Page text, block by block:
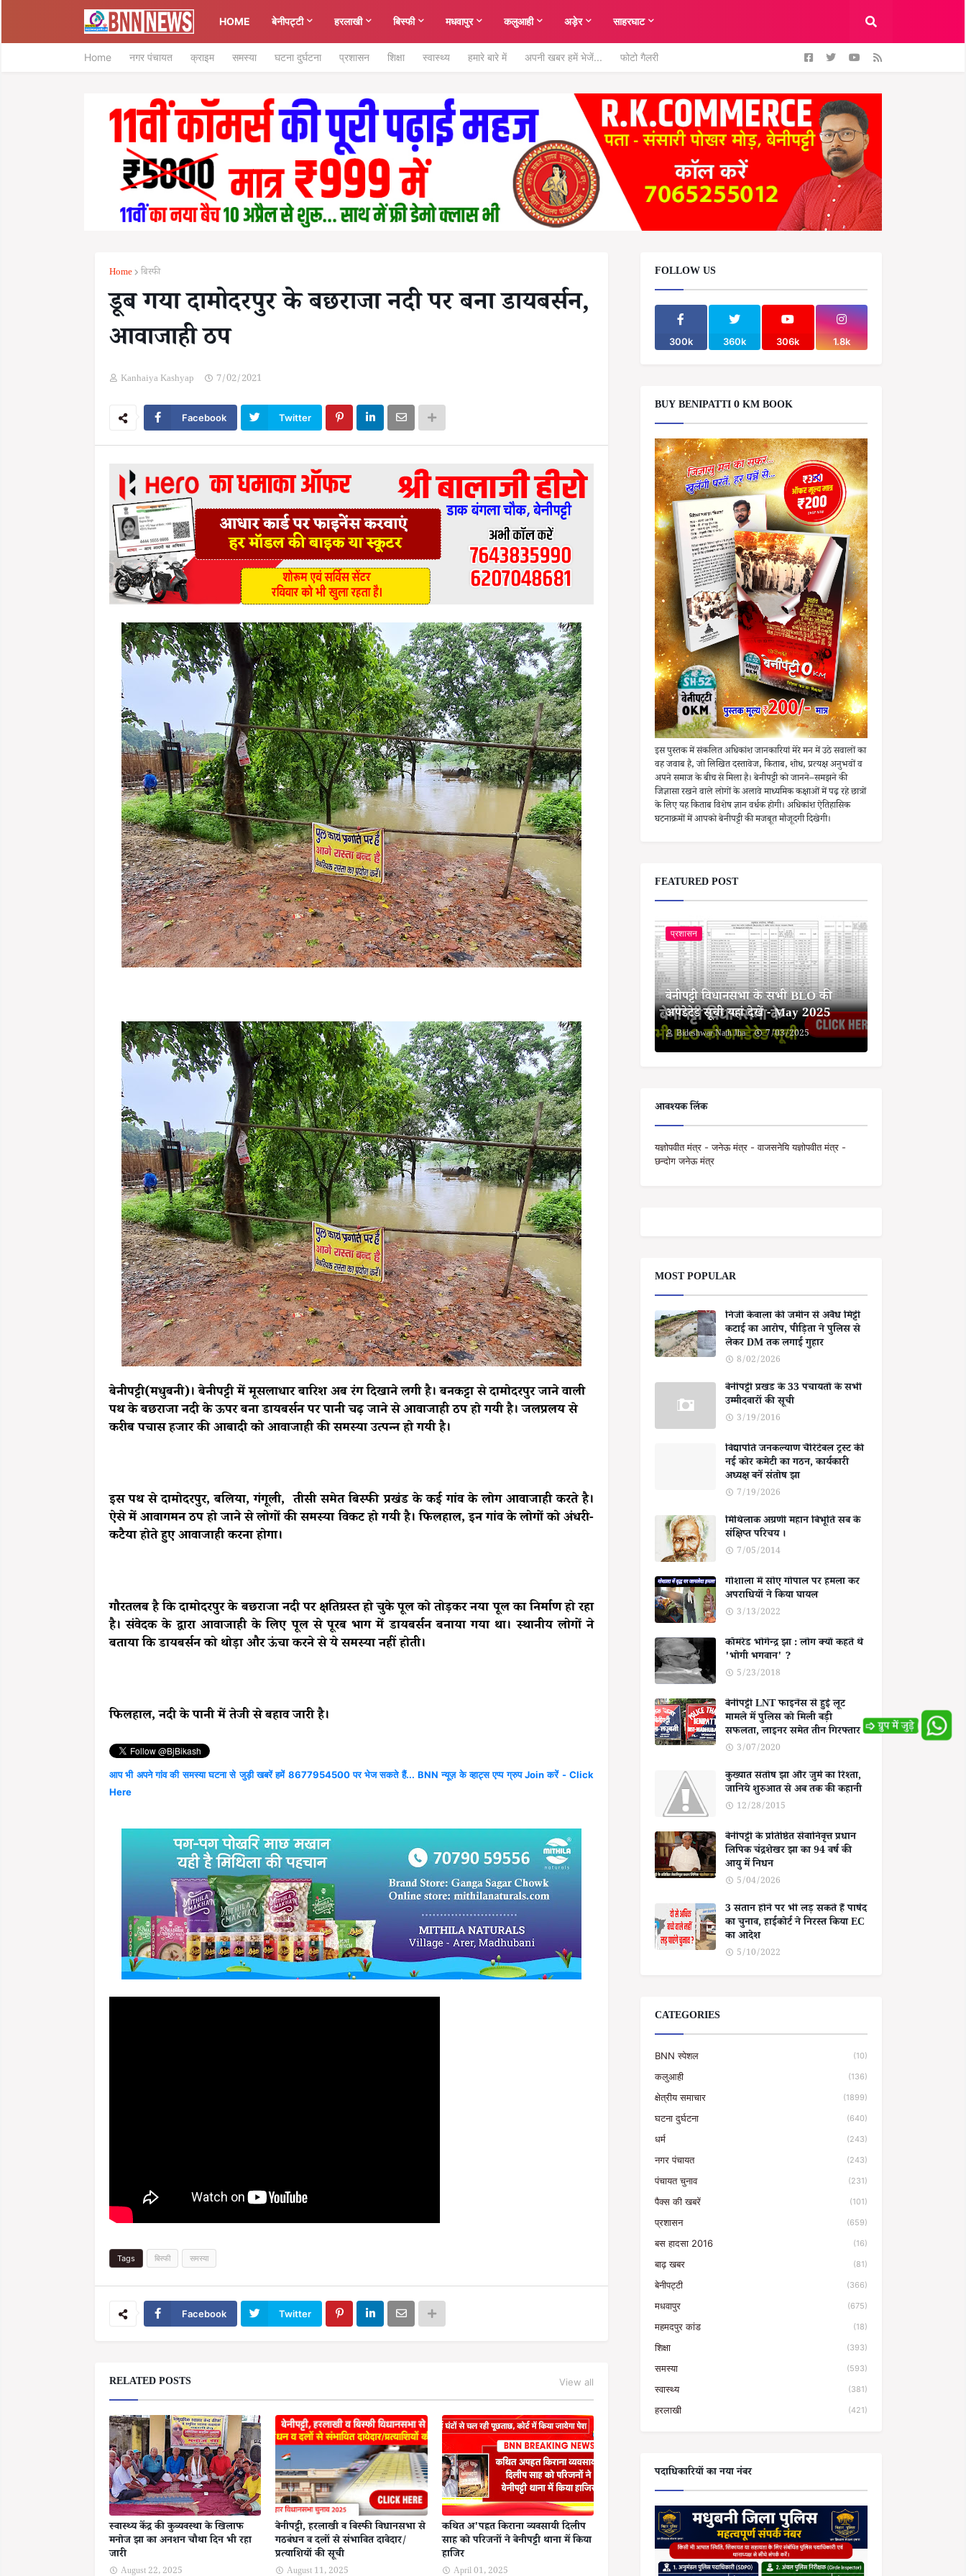
HOME बेनीपट्टी हरलाखी बिस्फी मधवापुर कलुआही अड़ेर साहरघाट
Home नगर पंचायत क्राइम समस्या घटना दुर्घटना प्रशासन शिक्षा स्वास्थ्य हमारे बारे में अपनी खबर हमें भेजें... फोटो गैलरी
Home बिस्फी
डूब गया दामोदरपुर के बछराजा नदी पर बना डायबर्सन,
आवाजाही ठप
Kanhaiya Kashyap 7/02/2021
Facebook Twitter
बेनीपट्टी(मधुबनी)। बेनीपट्टी में मूसलाधार बारिश अब रंग दिखाने लगी है। बनकट्टा से दामोदरपुर जाने वाली
पथ के बछराजा नदी के ऊपर बना डायबर्सन पर पानी चढ़ जाने से आवाजाही ठप हो गयी है। जलप्रलय से
करीब पचास हजार की आबादी को आवाजाही की समस्या उत्पन्न हो गयी है।
इस पथ से दामोदरपुर, बलिया, गंगूली, तीसी समेत बिस्फी प्रखंड के कई गांव के लोग आवाजाही करते है।
ऐसे में आवागमन ठप हो जाने से लोगों की समस्या विकट हो गयी है। फिलहाल, इन गांव के लोगों को अंधरी-
कटैया होते हुए आवाजाही करना होगा।
गौरतलब है कि दामोदरपुर के बछराजा नदी पर क्षतिग्रस्त हो चुके पूल को तोड़कर नया पूल का निर्माण हो रहा
है। संवेदक के द्वारा आवाजाही के लिए पूल से पूरब भाग में डायबर्सन बनाया गया था। स्थानीय लोगों ने
बताया कि डायबर्सन को थोड़ा और ऊंचा करने से ये समस्या नहीं होती।
फिलहाल, नदी के पानी में तेजी से बहाव जारी है।
आप भी अपने गांव की समस्या घटना से जुड़ी खबरें हमें 8677954500 पर भेज सकते हैं... BNN न्यूज़ के व्हाट्स एप्प ग्रुप Join करें - Click
Here
Tags बिस्फी समस्या
Facebook Twitter
RELATED POSTS View all
स्वास्थ्य केंद्र की कुव्यवस्था के खिलाफ
मनोज झा का अनशन चौथा दिन भी रहा
जारी
August 22, 2025
बेनीपट्टी, हरलाखी व बिस्फी विधानसभा से
गठबंधन व दलों से संभावित दावेदार/
प्रत्याशियों की सूची
August 11, 2025
कथित अ'पह्रत किराना व्यवसायी दिलीप
साह को परिजनों ने बेनीपट्टी थाना में किया
हाजिर
April 01, 2025
FOLLOW US
300k 360k 306k 1.8k
BUY BENIPATTI 0 KM BOOK
इस पुस्तक में संकलित अधिकांश जानकारियां मेरे मन में उठे सवालों का
वह जवाब है, जो लिखित दस्तावेज, किताब, शोध, प्रत्यक्ष अनुभवों व
अपने समाज के बीच से मिला है। बेनीपट्टी को जानने–समझने की
जिज्ञासा रखने वाले लोगों के अलावे माध्यमिक कक्षाओं में पढ़ रहे छात्रों
के लिए यह किताब विशेष ज्ञान वर्धक होगी। अधिकांश ऐतिहासिक
घटनाक्रमों में आपको बेनीपट्टी की मजबूत मौजूदगी दिखेगी।
FEATURED POST
प्रशासन
बेनीपट्टी विधानसभा के सभी BLO की
अपडेटेड सूची यहां देखें - May 2025
Bideshwar Nath Jha 7/03/2025
आवश्यक लिंक
यज्ञोपवीत मंत्र - जनेऊ मंत्र - वाजसनेयि यज्ञोपवीत मंत्र -
छन्दोग जनेऊ मंत्र
MOST POPULAR
निजी केवाला की जमीन से अवैध मिट्टी
कटाई का आरोप, पीड़िता ने पुलिस से
लेकर DM तक लगाई गुहार
8/02/2026
बेनीपट्टी प्रखंड के 33 पंचायतों के सभी
उम्मीदवारों की सूची
3/19/2016
विद्यापति जनकल्याण चैरिटेबल ट्रस्ट की
नई कोर कमेटी का गठन, कार्यकारी
अध्यक्ष बनें संतोष झा
7/19/2026
मिथिलाक अग्रणी महान बिभूति सब के
संक्षिप्त परिचय ।
7/05/2014
गोशाला में सोए गोपाल पर हमला कर
अपराधियों ने किया घायल
3/13/2022
कॉमरेड भोगेन्द्र झा : लोग क्यों कहते थे
'भोगी भगवान' ?
5/23/2018
बेनीपट्टी LNT फाइनेंस से हुई लूट
मामले में पुलिस को मिली बड़ी
सफलता, लाइनर समेत तीन गिरफ्तार
3/07/2020
कुख्यात संतोष झा और जुर्म का रिश्ता,
जानिये शुरुआत से अब तक की कहानी
12/28/2015
बेनीपट्टी के प्रतिष्ठित सेवानिवृत्त प्रधान
लिपिक चंद्रशेखर झा का 94 वर्ष की
आयु में निधन
5/04/2026
3 संतान होने पर भी लड़ सकते हैं पार्षद
का चुनाव, हाईकोर्ट ने निरस्त किया EC
का आदेश
5/10/2022
CATEGORIES
BNN स्पेशल (10)
कलुआही (136)
क्षेत्रीय समाचार (1899)
घटना दुर्घटना (640)
धर्म (243)
नगर पंचायत (243)
पंचायत चुनाव (231)
पैक्स की खबरें (101)
प्रशासन (659)
बस हादसा 2016 (16)
बाढ़ खबर (81)
बेनीपट्टी (366)
मधवापुर (675)
महमदपुर कांड (18)
शिक्षा (393)
समस्या (593)
स्वास्थ्य (381)
हरलाखी (421)
पदाधिकारियों का नया नंबर